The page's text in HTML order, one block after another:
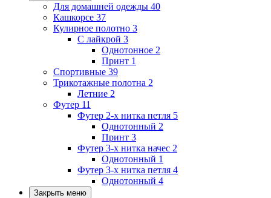
Для домашней одежды 40
Кашкорсе 37
Кулирное полотно 3
С лайкрой 3
Однотонное 2
Принт 1
Спортивные 39
Трикотажные полотна 2
Летние 2
Футер 11
Футер 2-х нитка петля 5
Однотонный 2
Принт 3
Футер 3-х нитка начес 2
Однотонный 1
Футер 3-х нитка петля 4
Однотонный 4
Закрыть меню